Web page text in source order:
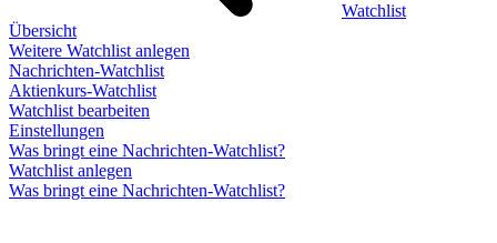
Watchlist
Übersicht
Weitere Watchlist anlegen
Nachrichten-Watchlist
Aktienkurs-Watchlist
Watchlist bearbeiten
Einstellungen
Was bringt eine Nachrichten-Watchlist?
Watchlist anlegen
Was bringt eine Nachrichten-Watchlist?